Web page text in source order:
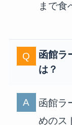
まで食
函館ラ
は？
函館ラ
めのス